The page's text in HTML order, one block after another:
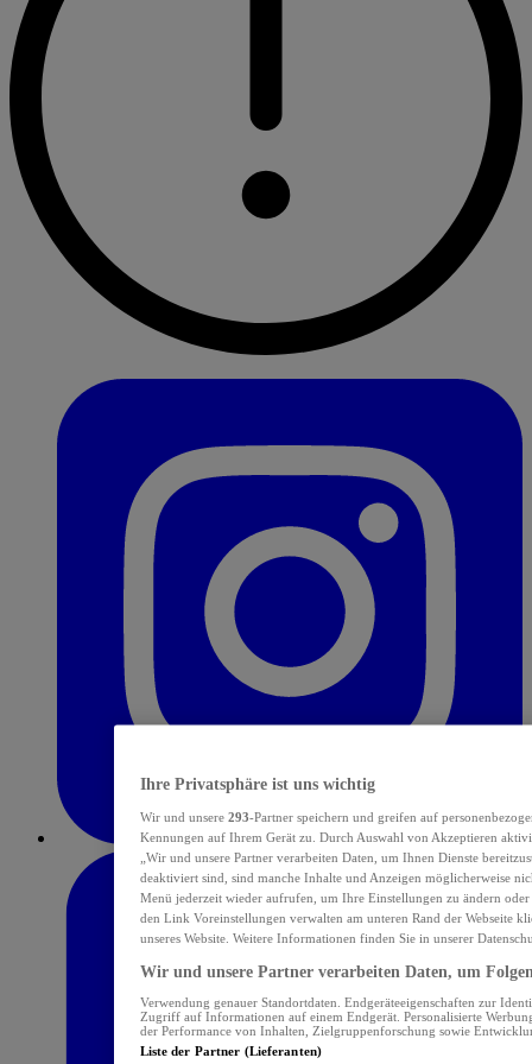
Ihre Privatsphäre ist uns wichtig
Wir und unsere 293-Partner speichern und greifen auf
Kennungen auf Ihrem Gerät zu. Durch Auswahl von Akzeptieren
„Wir und unsere Partner verarbeiten Daten, um Ihnen Dienste
deaktiviert sind, sind manche Inhalte und Anzeigen möglicherweise
Menü jederzeit wieder aufrufen, um Ihre Einstellungen zu ändern
den Link Voreinstellungen verwalten am unteren Rand der Webseite
unseres Website. Weitere Informationen finden Sie in unserer
Wir und unsere Partner verarbeiten Daten, um
Verwendung genauer Standortdaten. Endgeräteeigenschaften zur
Zugriff auf Informationen auf einem Endgerät. Personalisierte
der Performance von Inhalten, Zielgruppenforschung sowie
Liste der Partner (Lieferanten)